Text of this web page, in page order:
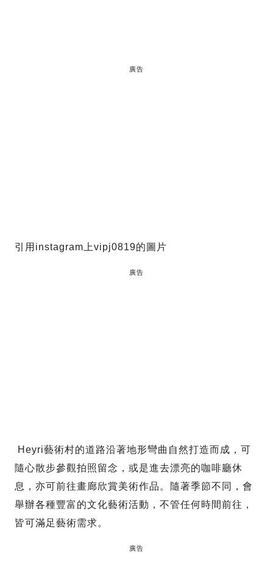
廣告
引用instagram上vipj0819的圖片
廣告
Heyri藝術村的道路沿著地形彎曲自然打造而成，可
隨心散步參觀拍照留念，或是進去漂亮的咖啡廳休
息，亦可前往畫廊欣賞美術作品。隨著季節不同，會
舉辦各種豐富的文化藝術活動，不管任何時間前往，
皆可滿足藝術需求。
廣告